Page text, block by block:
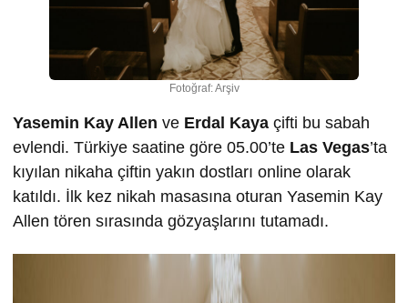
Fotoğraf: Arşiv
Yasemin Kay Allen ve Erdal Kaya çifti bu sabah
evlendi. Türkiye saatine göre 05.00’te Las Vegas’ta
kıyılan nikaha çiftin yakın dostları online olarak
katıldı. İlk kez nikah masasına oturan Yasemin Kay
Allen tören sırasında gözyaşlarını tutamadı.